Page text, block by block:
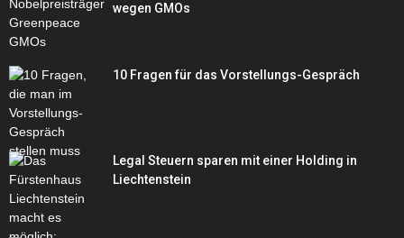
wegen GMOs
10 Fragen für das Vorstellungs-Gespräch
Legal Steuern sparen mit einer Holding in
Liechtenstein